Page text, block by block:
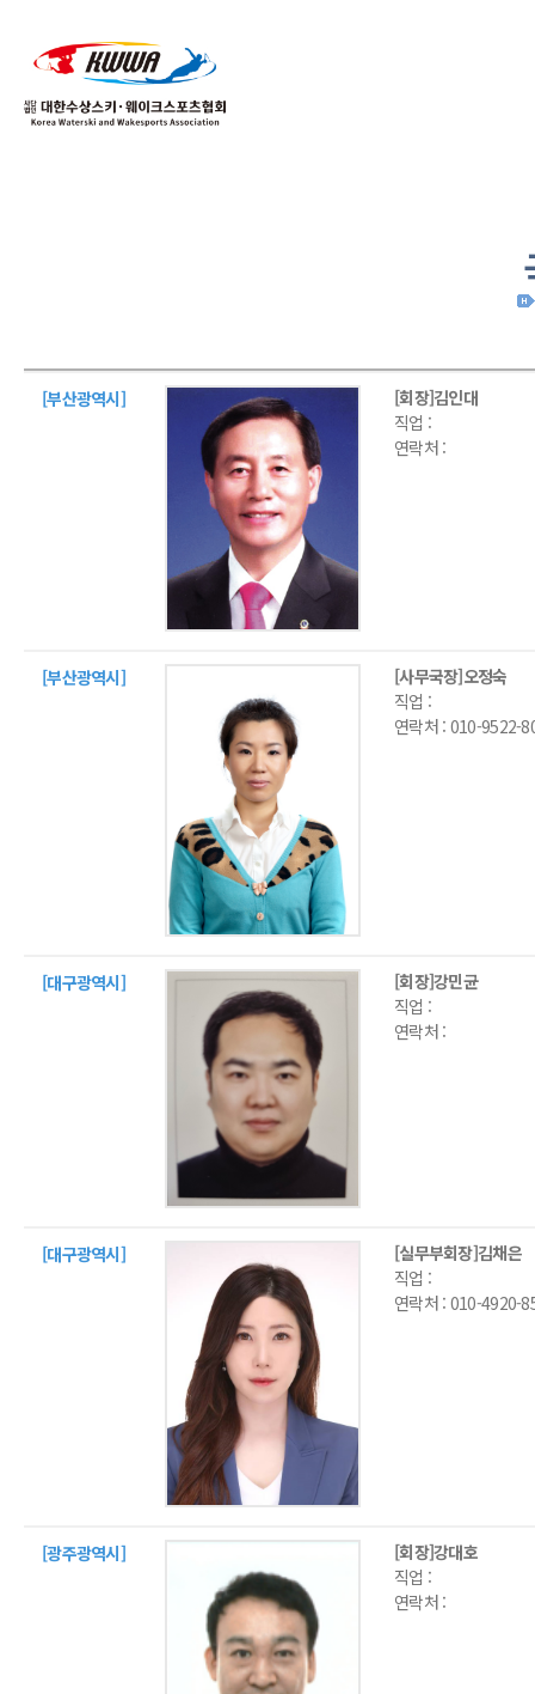
[부산광역시]
[회장]김인대
직업 :
연락처 :
[부산광역시]
[사무국장]오정숙
직업 :
연락처 : 010-9522-
[대구광역시]
[회장]강민균
직업 :
연락처 :
[대구광역시]
[실무부회장]김채은
직업 :
연락처 : 010-4920-
[광주광역시]
[회장]강대호
직업 :
연락처 :